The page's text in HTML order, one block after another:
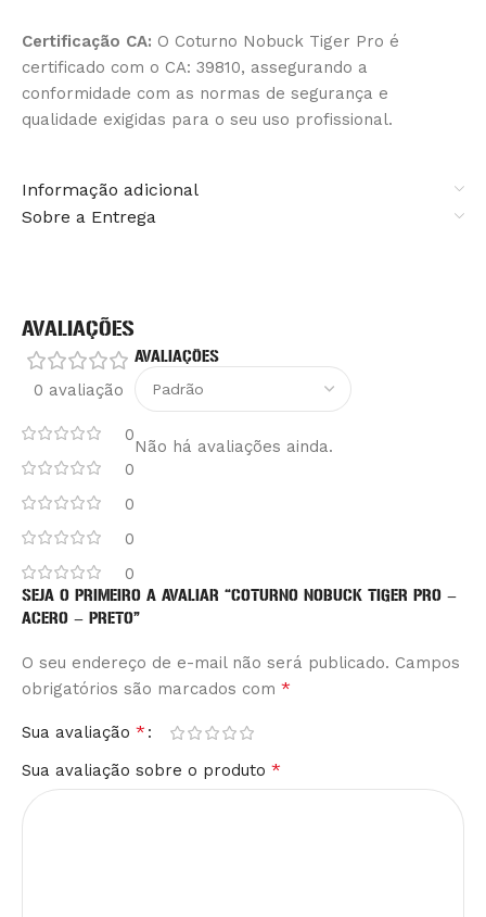
Certificação CA: O Coturno Nobuck Tiger Pro é
certificado com o CA: 39810, assegurando a
conformidade com as normas de segurança e
qualidade exigidas para o seu uso profissional.
Informação adicional
Sobre a Entrega
AVALIAÇÕES
0 avaliação
0
0
0
0
0
AVALIAÇÕES
Não há avaliações ainda.
SEJA O PRIMEIRO A AVALIAR “COTURNO NOBUCK TIGER PRO –
ACERO – PRETO”
O seu endereço de e-mail não será publicado. Campos
obrigatórios são marcados com *
Sua avaliação *
Sua avaliação sobre o produto *
Alternative: